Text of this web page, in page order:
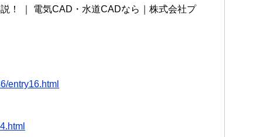
！ ｜ 電気CAD・水道CADなら｜株式会社プ
entry16.html